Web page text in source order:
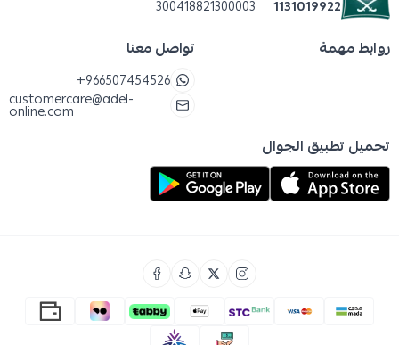
1131019922
300418821300003
روابط مهمة تواصل معنا
+966507454526
customercare@adel-
online.com
تحميل تطبيق الجوال